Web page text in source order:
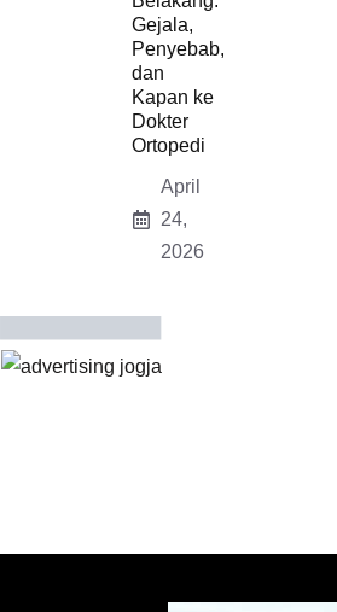
Gejala,
Penyebab,
dan
Kapan ke
Dokter
Ortopedi
April
24,
2026